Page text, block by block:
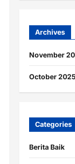
Archives
November
October 2025
Categories
Berita Baik